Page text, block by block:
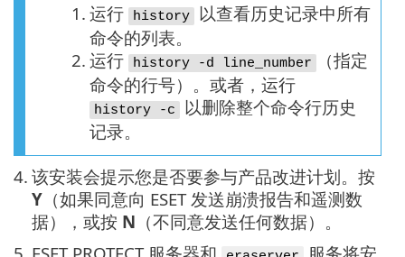
1. 运行 history
以查看历史记录中所有
命令的列表。
2. 运行 history -d line_number
（指定
命令的行号）。或者，运行
history -c
以删除整个命令行历史
记录。
4. 该安装会提示您是否要参与产品改进计划。按
Y （如果同意向 ESET 发送崩溃报告和遥测数
据），或按 N （不同意发送任何数据）。